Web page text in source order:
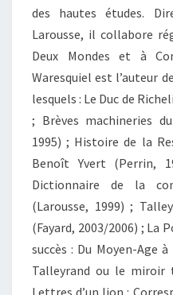
des hautes études.
Larousse, il collabore
Deux Mondes et à
Waresquiel est l’auteur
lesquels : Le Duc de
; Brèves machineries
1995) ; Histoire de la
Benoît Yvert (Perrin,
Dictionnaire de la
(Larousse, 1999) ;
(Fayard, 2003/2006) ; La
succès : Du Moyen-Age
Talleyrand ou le miroir
Lettres d’un lion :